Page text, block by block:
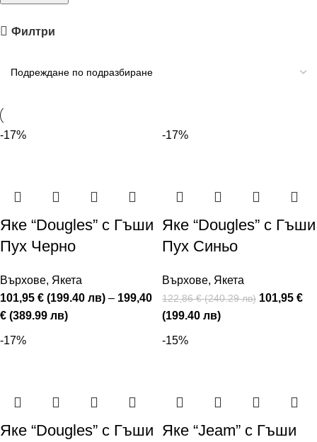
Филтри
-17%
Яке “Dougles” с Гъши
Пух Черно
Върхове, Якета
101,95 € (199.40 лв) – 199,40
€ (389.99 лв)
-17%
Яке “Dougles” с Гъши
Пух Синьо
Върхове, Якета
122,86 € (240.29 лв) 101,95 €
(199.40 лв)
-17%
Яке “Dougles” с Гъши
-15%
Яке “Jeam” с Гъши